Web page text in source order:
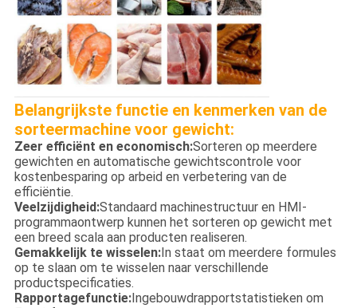
Belangrijkste functie en kenmerken van de
sorteermachine voor gewicht:
Zeer efficiënt en economisch:Sorteren op meerdere
gewichten en automatische gewichtscontrole voor
kostenbesparing op arbeid en verbetering van de
efficiëntie.
Veelzijdigheid:Standaard machinestructuur en HMI-
programmaontwerp kunnen het sorteren op gewicht met
een breed scala aan producten realiseren.
Gemakkelijk te wisselen:In staat om meerdere formules
op te slaan om te wisselen naar verschillende
productspecificaties.
Rapportagefunctie:Ingebouwdrapportstatistieken om